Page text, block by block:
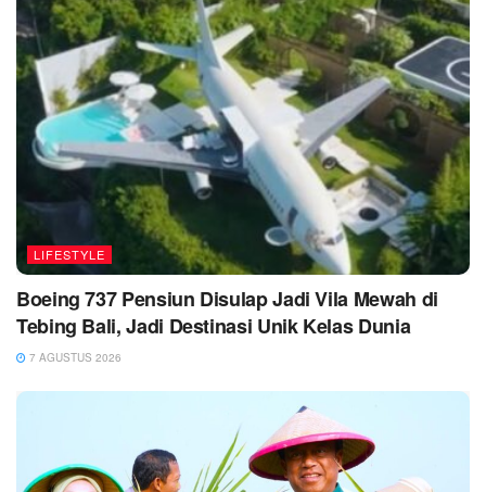
LIFESTYLE
Boeing 737 Pensiun Disulap Jadi Vila Mewah di
Tebing Bali, Jadi Destinasi Unik Kelas Dunia
7 AGUSTUS 2026